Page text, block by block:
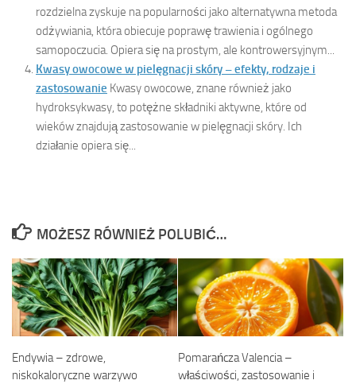
rozdzielna zyskuje na popularności jako alternatywna metoda
odżywiania, która obiecuje poprawę trawienia i ogólnego
samopoczucia. Opiera się na prostym, ale kontrowersyjnym...
Kwasy owocowe w pielęgnacji skóry – efekty, rodzaje i
zastosowanie Kwasy owocowe, znane również jako
hydroksykwasy, to potężne składniki aktywne, które od
wieków znajdują zastosowanie w pielęgnacji skóry. Ich
działanie opiera się...
MOŻESZ RÓWNIEŻ POLUBIĆ…
Endywia – zdrowe,
niskokaloryczne warzywo
Pomarańcza Valencia –
właściwości, zastosowanie i